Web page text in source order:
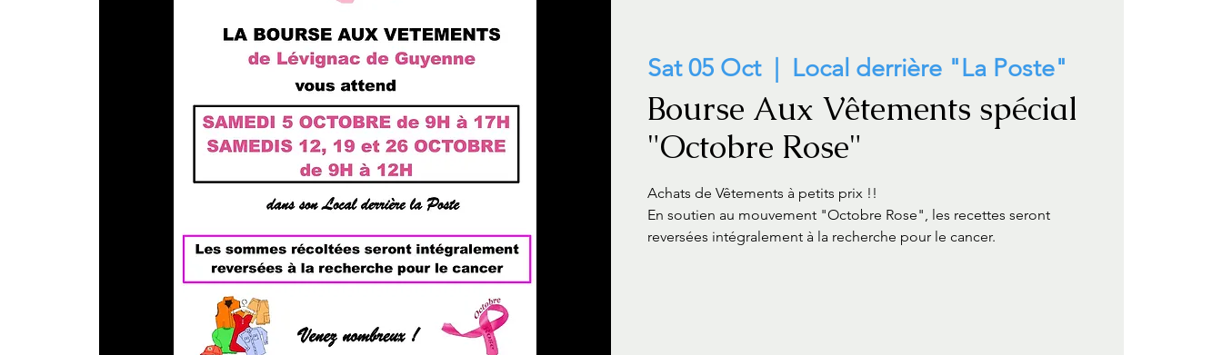
Sat 05 Oct
  |
Local derrière "La Poste"
Bourse Aux Vêtements spécial
"Octobre Rose"
Achats de Vêtements à petits prix !!
En soutien au mouvement "Octobre Rose", les recettes seront
reversées intégralement à la recherche pour le cancer.